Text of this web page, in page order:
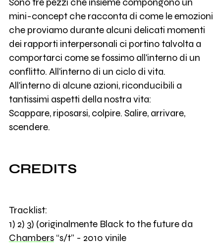
mini-concept che racconta di come le emozioni
che proviamo durante alcuni delicati momenti
dei rapporti interpersonali ci portino talvolta a
comportarci come se fossimo all'interno di un
conflitto. All'interno di un ciclo di vita.
All'interno di alcune azioni, riconducibili a
tantissimi aspetti della nostra vita:
Scappare, riposarsi, colpire. Salire, arrivare,
scendere.
CREDITS
Tracklist:
1) 2) 3) (originalmente Black to the future da
Chambers“s/t” - 2010 vinile